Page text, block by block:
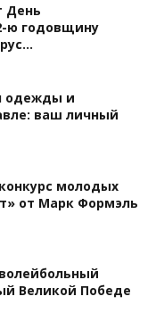
День
ю годовщину
одежды и
ваш личный
молодых
от Марк Формэль
Великой Победе